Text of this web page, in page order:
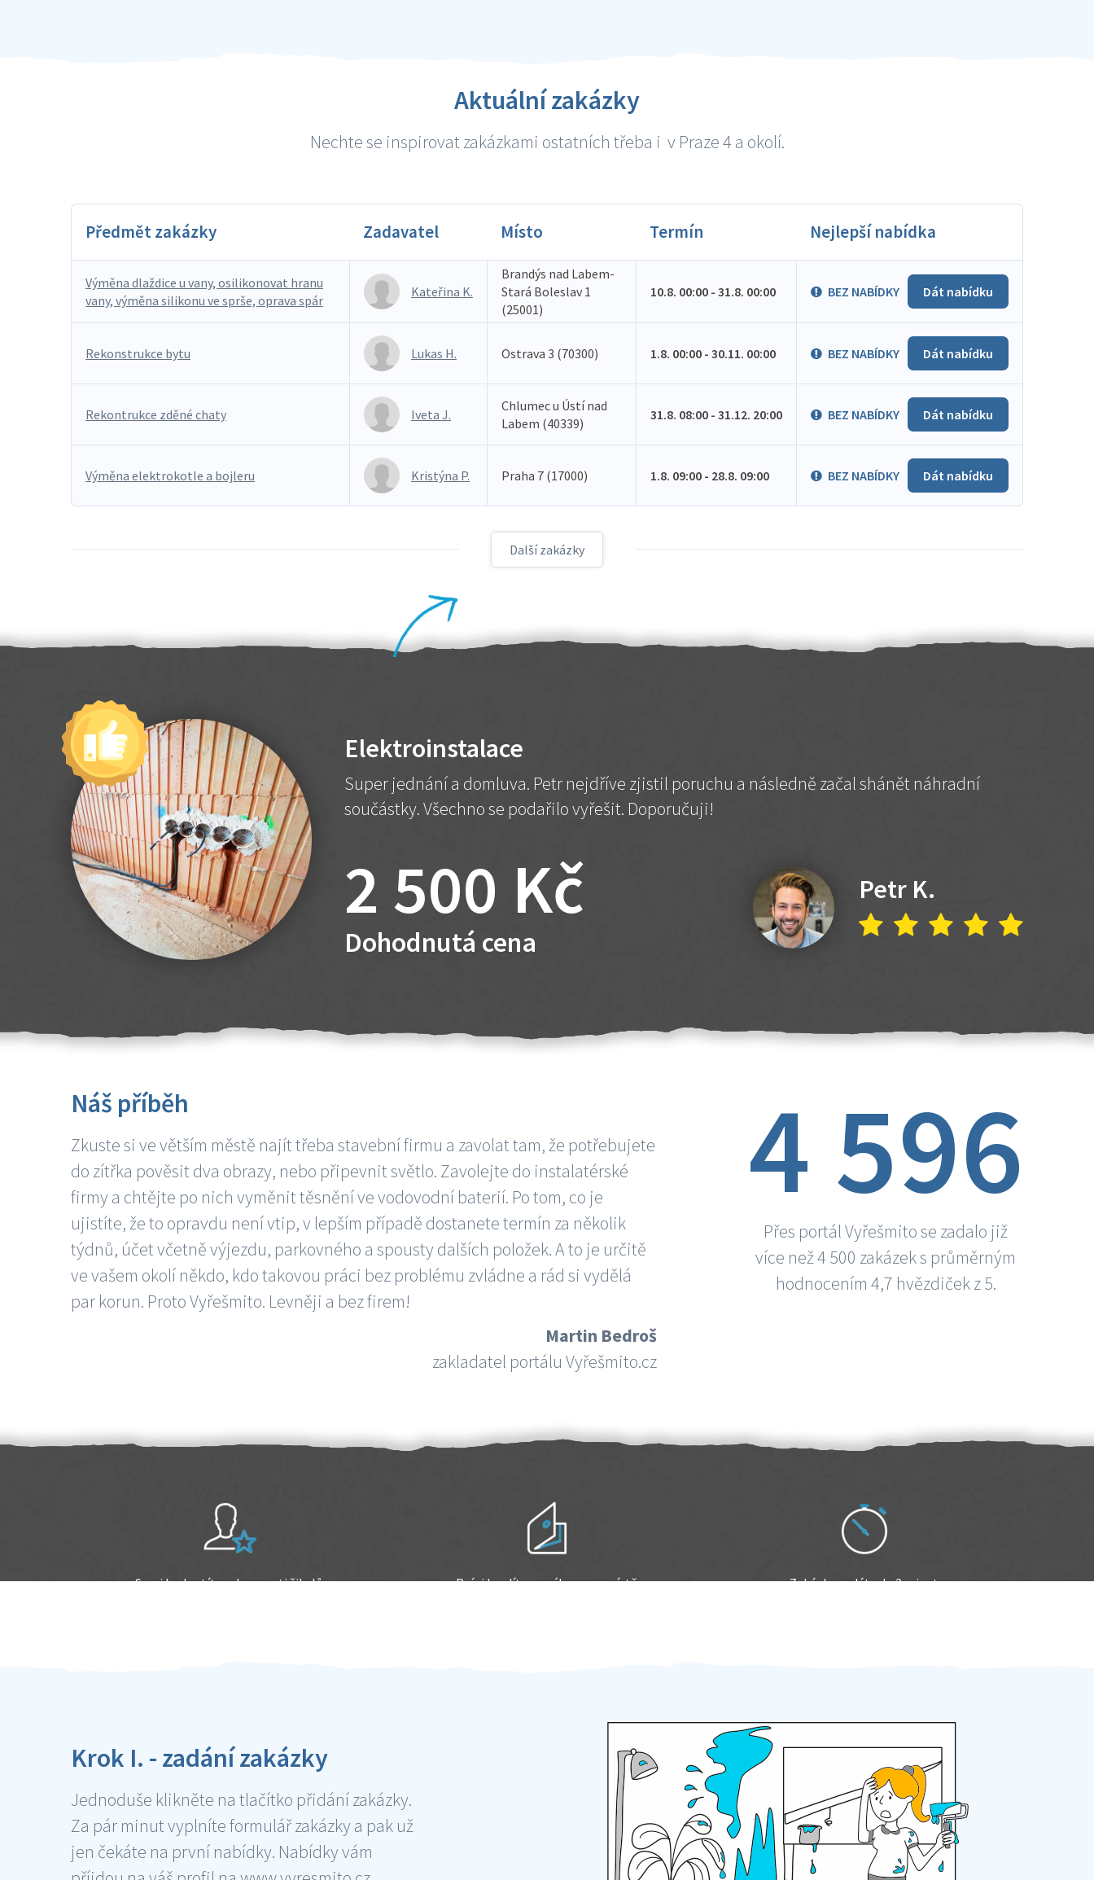
Aktuální zakázky
Nechte se inspirovat zakázkami ostatních třeba i v Praze 4 a okolí.
Předmět zakázky Zadavatel Místo Termín Nejlepší nabídka
Výměna dlaždice u vany, osilikonovat hranu
vany, výměna silikonu ve sprše, oprava spár
Kateřina K.
Brandýs nad Labem-
Stará Boleslav 1
(25001)
10.8. 00:00 - 31.8. 00:00 BEZ NABÍDKY Dát nabídku
Rekonstrukce bytu Lukas H. Ostrava 3 (70300) 1.8. 00:00 - 30.11. 00:00 BEZ NABÍDKY Dát nabídku
Rekontrukce zděné chaty Iveta J.
Chlumec u Ústí nad
Labem (40339)
31.8. 08:00 - 31.12. 20:00 BEZ NABÍDKY Dát nabídku
Výměna elektrokotle a bojleru Kristýna P. Praha 7 (17000) 1.8. 09:00 - 28.8. 09:00 BEZ NABÍDKY Dát nabídku
Další zakázky
Elektroinstalace
Super jednání a domluva. Petr nejdříve zjistil poruchu a následně začal shánět náhradní
součástky. Všechno se podařilo vyřešit. Doporučuji!
2 500 Kč
Dohodnutá cena
Petr K.
Náš příběh
Zkuste si ve větším městě najít třeba stavební firmu a zavolat tam, že potřebujete
do zítřka pověsit dva obrazy, nebo připevnit světlo. Zavolejte do instalatérské
firmy a chtějte po nich vyměnit těsnění ve vodovodní baterií. Po tom, co je
ujistíte, že to opravdu není vtip, v lepším případě dostanete termín za několik
týdnů, účet včetně výjezdu, parkovného a spousty dalších položek. A to je určitě
ve vašem okolí někdo, kdo takovou práci bez problému zvládne a rád si vydělá
par korun. Proto Vyřešmito. Levněji a bez firem!
Martin Bedroš
zakladatel portálu Vyřešmito.cz
4 596
Přes portál Vyřešmito se zadalo již
více než 4 500 zakázek s průměrným
hodnocením 4,7 hvězdiček z 5.
Sami hodnotíte schopnosti šikulů Práci hradíte po výkonu na místě Zakázku zadáte do 2 minut
Krok I. - zadání zakázky
Jednoduše klikněte na tlačítko přidání zakázky.
Za pár minut vyplníte formulář zakázky a pak už
jen čekáte na první nabídky. Nabídky vám